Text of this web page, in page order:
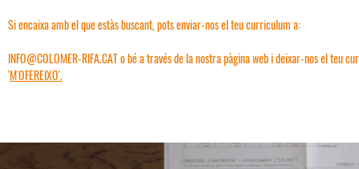
Si encaixa amb el que estàs buscant, pots enviar-nos el teu curriculum a:
INFO@COLOMER-RIFA.CATo bé a través de la nostra pàgina web i deixar-nos el teu
'M'OFEREIXO'.